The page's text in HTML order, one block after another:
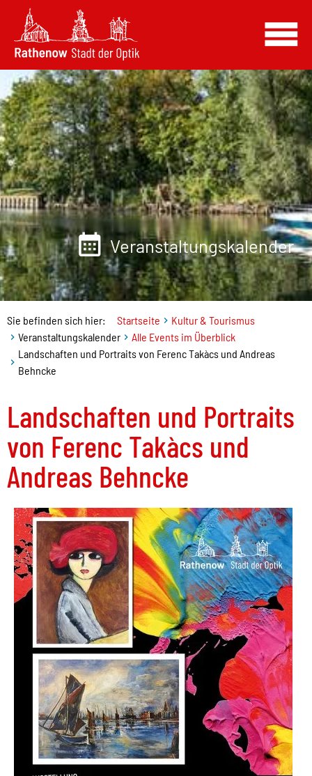
Veranstaltungskalender
Sie befinden sich hier: Startseite
Kultur & Tourismus
Veranstaltungskalender
Alle Events im Überblick
Landschaften und Portraits von Ferenc Takàcs und Andreas
Behncke
Landschaften und Portraits
von Ferenc Takàcs und
Andreas Behncke